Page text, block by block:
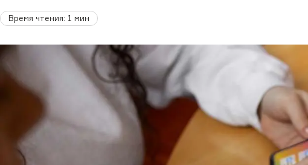
Время чтения: 1 мин